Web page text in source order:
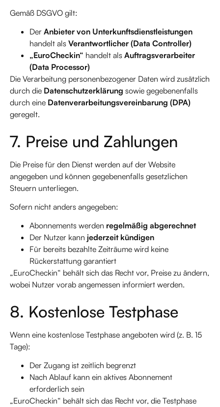
Gemäß DSGVO gilt:
Der Anbieter von Unterkunftsdienstleistungen
handelt als Verantwortlicher (Data Controller)
„EuroCheckin“ handelt als Auftragsverarbeiter
(Data Processor)
Die Verarbeitung personenbezogener Daten wird zusätzlich
durch die Datenschutzerklärung sowie gegebenenfalls
durch eine Datenverarbeitungsvereinbarung (DPA)
geregelt.
7. Preise und Zahlungen
Die Preise für den Dienst werden auf der Website
angegeben und können gegebenenfalls gesetzlichen
Steuern unterliegen.
Sofern nicht anders angegeben:
Abonnements werden regelmäßig abgerechnet
Der Nutzer kann jederzeit kündigen
Für bereits bezahlte Zeiträume wird keine
Rückerstattung garantiert
„EuroCheckin“ behält sich das Recht vor, Preise zu ändern,
wobei Nutzer vorab angemessen informiert werden.
8. Kostenlose Testphase
Wenn eine kostenlose Testphase angeboten wird (z. B. 15
Tage):
Der Zugang ist zeitlich begrenzt
Nach Ablauf kann ein aktives Abonnement
erforderlich sein
„EuroCheckin“ behält sich das Recht vor, die Testphase